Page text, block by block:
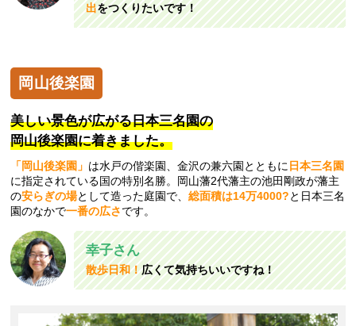
出をつくりたいです！
岡山後楽園
美しい景色が広がる日本三名園の
岡山後楽園に着きました。
「岡山後楽園」 は水戸の偕楽園、金沢の兼六園とともに 日本三名園
に指定されている国の特別名勝。岡山藩2代藩主の池田剛政が藩主
の安らぎの場として造った庭園で、総面積は14万4000?と日本三名
園のなかで一番の広さです。
幸子さん
散歩日和！広くて気持ちいいですね！